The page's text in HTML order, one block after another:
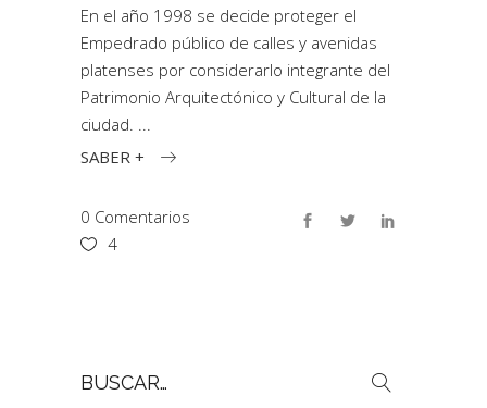
En el año 1998 se decide proteger el
Empedrado público de calles y avenidas
platenses por considerarlo integrante del
Patrimonio Arquitectónico y Cultural de la
ciudad.
SABER +
0 Comentarios
4
por: